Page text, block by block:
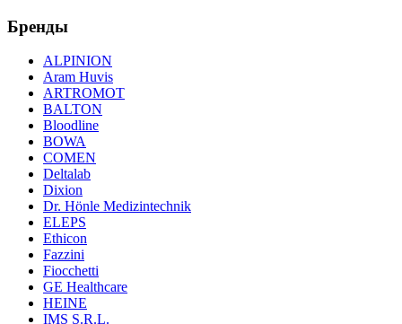
Бренды
ALPINION
Aram Huvis
ARTROMOT
BALTON
Bloodline
BOWA
COMEN
Deltalab
Dixion
Dr. Hönle Medizintechnik
ELEPS
Ethicon
Fazzini
Fiocchetti
GE Healthcare
HEINE
IMS S.R.L.